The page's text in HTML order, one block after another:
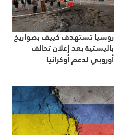
روسيا تستهدف كييف بصواريخ
باليستية بعد إعلان تحالف
أوروبي لدعم أوكرانيا